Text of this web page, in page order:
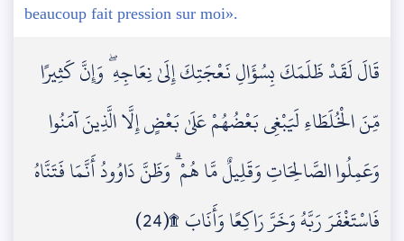
beaucoup fait pression sur moi».
قَالَ لَقَدْ ظَلَمَكَ بِسُؤَالِ نَعْجَتِكَ إِلَىٰ نِعَاجِهِ ۖ وَإِنَّ كَثِيرًا
مِّنَ الْخُلَطَاءِ لَيَبْغِي بَعْضُهُمْ عَلَىٰ بَعْضٍ إِلَّا الَّذِينَ آمَنُوا
وَعَمِلُوا الصَّالِحَاتِ وَقَلِيلٌ مَّا هُمْ ۗ وَظَنَّ دَاوُودُ أَنَّمَا فَتَنَّاهُ
فَاسْتَغْفَرَ رَبَّهُ وَخَرَّ رَاكِعًا وَأَنَابَ ۩(24)